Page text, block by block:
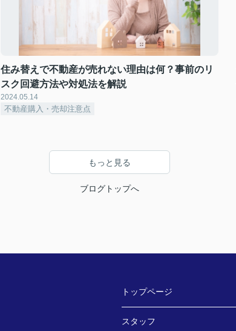
住み替えで不動産が売れない理由は何？事前のリ
スク回避方法や対処法を解説
2024.05.14
不動産購入・売却注意点
もっと見る
ブログトップへ
トップページ
スタッフ